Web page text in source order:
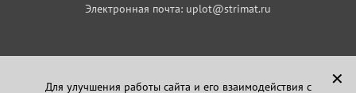
Электронная почта: uplot@strimat.ru
✕
Для улучшения работы сайта и его взаимодействия с